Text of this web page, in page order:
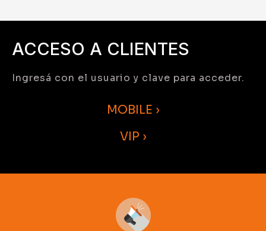
ACCESO A CLIENTES
Ingresá con el usuario y clave para acceder.
MOBILE ›
VIP ›